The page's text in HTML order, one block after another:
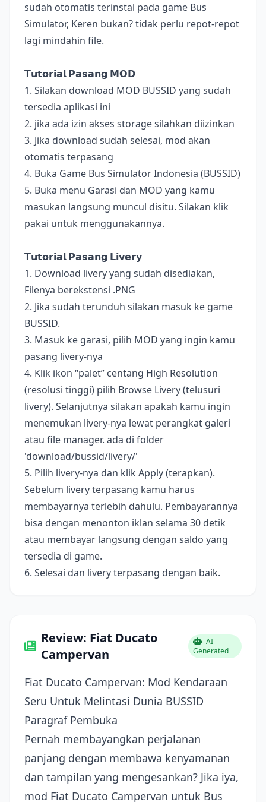
sudah otomatis terinstal pada game Bus
Simulator, Keren bukan? tidak perlu repot-repot
lagi mindahin file.
𝗧𝘂𝘁𝗼𝗿𝗶𝗮𝗹 𝗣𝗮𝘀𝗮𝗻𝗴 𝗠𝗢𝗗
1. Silakan download MOD BUSSID yang sudah
tersedia aplikasi ini
2. jika ada izin akses storage silahkan diizinkan
3. Jika download sudah selesai, mod akan
otomatis terpasang
4. Buka Game Bus Simulator Indonesia (BUSSID)
5. Buka menu Garasi dan MOD yang kamu
masukan langsung muncul disitu. Silakan klik
pakai untuk menggunakannya.
𝗧𝘂𝘁𝗼𝗿𝗶𝗮𝗹 𝗣𝗮𝘀𝗮𝗻𝗴 𝗟𝗶𝘃𝗲𝗿𝘆
1. Download livery yang sudah disediakan,
Filenya berekstensi .PNG
2. Jika sudah terunduh silakan masuk ke game
BUSSID.
3. Masuk ke garasi, pilih MOD yang ingin kamu
pasang livery-nya
4. Klik ikon “palet” centang High Resolution
(resolusi tinggi) pilih Browse Livery (telusuri
livery). Selanjutnya silakan apakah kamu ingin
menemukan livery-nya lewat perangkat galeri
atau file manager. ada di folder
'download/bussid/livery/'
5. Pilih livery-nya dan klik Apply (terapkan).
Sebelum livery terpasang kamu harus
membayarnya terlebih dahulu. Pembayarannya
bisa dengan menonton iklan selama 30 detik
atau membayar langsung dengan saldo yang
tersedia di game.
6. Selesai dan livery terpasang dengan baik.
Review: Fiat Ducato
Campervan
AI
Generated
Fiat Ducato Campervan: Mod Kendaraan
Seru Untuk Melintasi Dunia BUSSID
Paragraf Pembuka
Pernah membayangkan perjalanan
panjang dengan membawa kenyamanan
dan tampilan yang mengesankan? Jika iya,
mod Fiat Ducato Campervan untuk Bus